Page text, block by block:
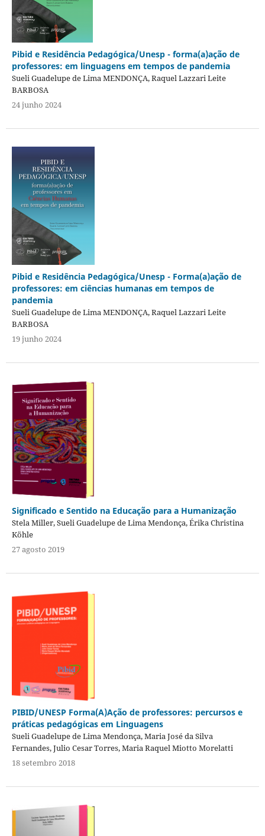
Pibid e Residência Pedagógica/Unesp - forma(a)ação de
professores: em linguagens em tempos de pandemia
Sueli Guadelupe de Lima MENDONÇA, Raquel Lazzari Leite
BARBOSA
24 junho 2024
Pibid e Residência Pedagógica/Unesp - Forma(a)ação de
professores: em ciências humanas em tempos de
pandemia
Sueli Guadelupe de Lima MENDONÇA, Raquel Lazzari Leite
BARBOSA
19 junho 2024
Significado e Sentido na Educação para a Humanização
Stela Miller, Sueli Guadelupe de Lima Mendonça, Érika Christina
Köhle
27 agosto 2019
PIBID/UNESP Forma(A)Ação de professores: percursos e
práticas pedagógicas em Linguagens
Sueli Guadelupe de Lima Mendonça, Maria José da Silva
Fernandes, Julio Cesar Torres, Maria Raquel Miotto Morelatti
18 setembro 2018